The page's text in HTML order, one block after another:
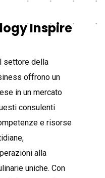
Inspire
settore della
offrono un
in un mercato
consulenti
e risorse
alla
uniche. Con